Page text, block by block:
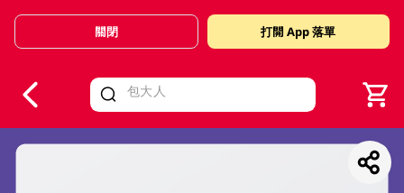
Valid Until 30 June 2026
關閉 打開 App 落單